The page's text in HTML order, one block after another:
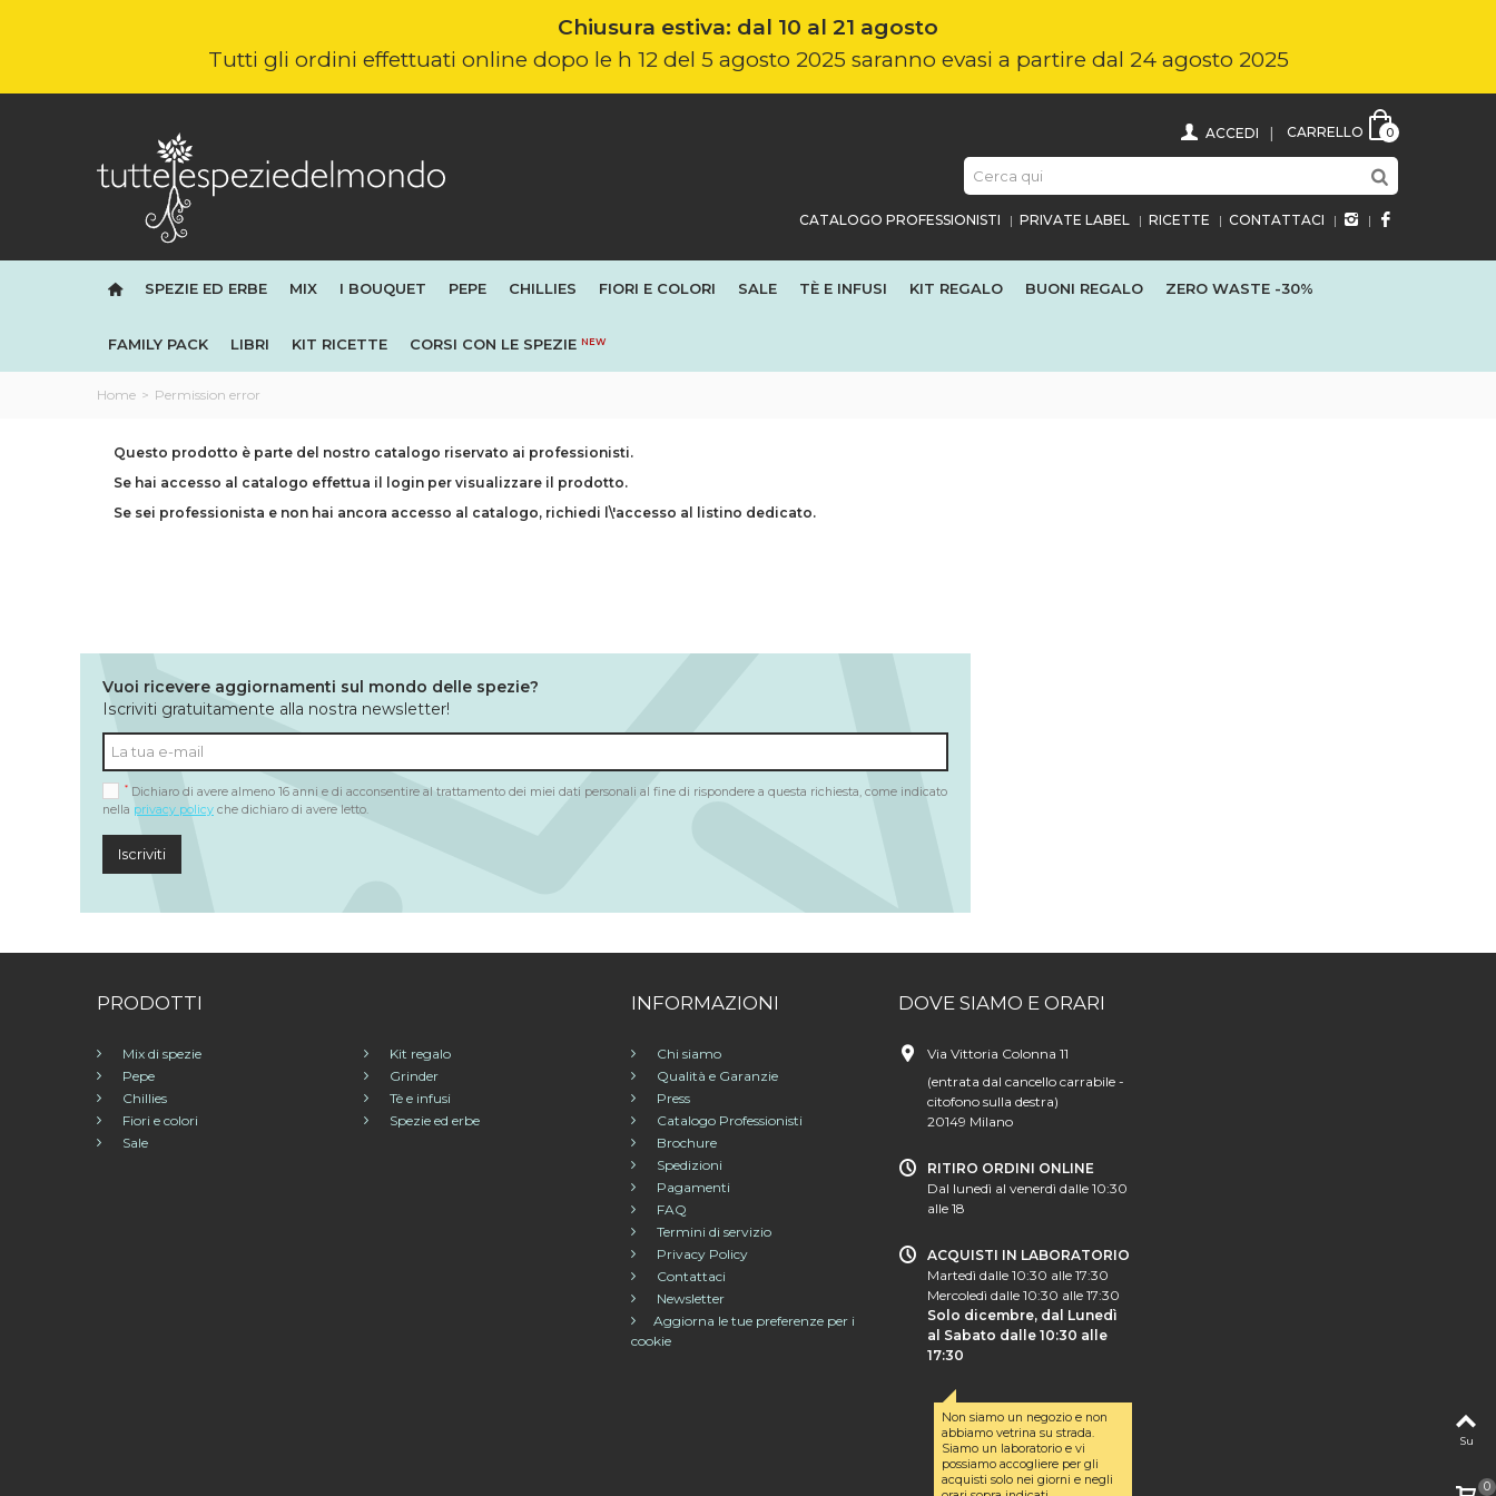
Chiusura estiva: dal 10 al 21 agosto
Tutti gli ordini effettuati online dopo le h 12 del 5 agosto 2025 saranno evasi a partire dal 24 agosto 2025
0
CARRELLO
ACCEDI
CONTATTACI
RICETTE
PRIVATE LABEL
CATALOGO PROFESSIONISTI
SPEZIE ED ERBE MIX I BOUQUET PEPE CHILLIES FIORI E COLORI SALE TÈ E INFUSI KIT REGALO BUONI REGALO ZERO WASTE -30%
FAMILY PACK LIBRI KIT RICETTE CORSI CON LE SPEZIE NEW
Home > Permission error
Questo prodotto è parte del nostro catalogo riservato ai professionisti.
Se hai accesso al catalogo effettua il login per visualizzare il prodotto.
Se sei professionista e non hai ancora accesso al catalogo, richiedi l\'accesso al listino dedicato.
Vuoi ricevere aggiornamenti sul mondo delle spezie?
Iscriviti gratuitamente alla nostra newsletter!
* Dichiaro di avere almeno 16 anni e di acconsentire al trattamento dei miei dati personali al fine di rispondere a questa richiesta, come indicato
nella privacy policy che dichiaro di avere letto.
Iscriviti
PRODOTTI
Mix di spezie
Pepe
Chillies
Fiori e colori
Sale
Kit regalo
Grinder
Tè e infusi
Spezie ed erbe
INFORMAZIONI
Chi siamo
Qualità e Garanzie
Press
Catalogo Professionisti
Brochure
Spedizioni
Pagamenti
FAQ
Termini di servizio
Privacy Policy
Contattaci
Newsletter
Aggiorna le tue preferenze per i
cookie
DOVE SIAMO E ORARI
Via Vittoria Colonna 11
(entrata dal cancello carrabile -
citofono sulla destra)
20149 Milano
RITIRO ORDINI ONLINE
Dal lunedì al venerdì dalle 10:30
alle 18
ACQUISTI IN LABORATORIO
Martedì dalle 10:30 alle 17:30
Mercoledì dalle 10:30 alle 17:30
Solo dicembre, dal Lunedì
al Sabato dalle 10:30 alle
17:30
Non siamo un negozio e non
abbiamo vetrina su strada.
Siamo un laboratorio e vi
possiamo accogliere per gli
acquisti solo nei giorni e negli
Su
0